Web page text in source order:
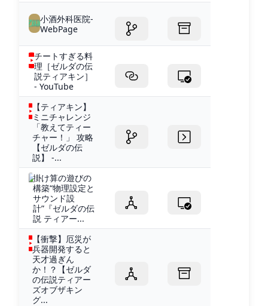
小酒外科医院-
WebPage
チートすぎる料
理［ゼルダの伝
説ティアキン］
- YouTube
【ティアキン】
ミニチャレンジ
「教えてティー
チャー！」 攻略
【ゼルダの伝
説】 -...
掛け算の遊びの
構築“物理設定と
サウンド設
計”『ゼルダの伝
説 ティアー...
【衝撃】厄災が
兵器開発すると
天才過ぎん
か！？【ゼルダ
の伝説ティアー
ズオブザキン
グ...